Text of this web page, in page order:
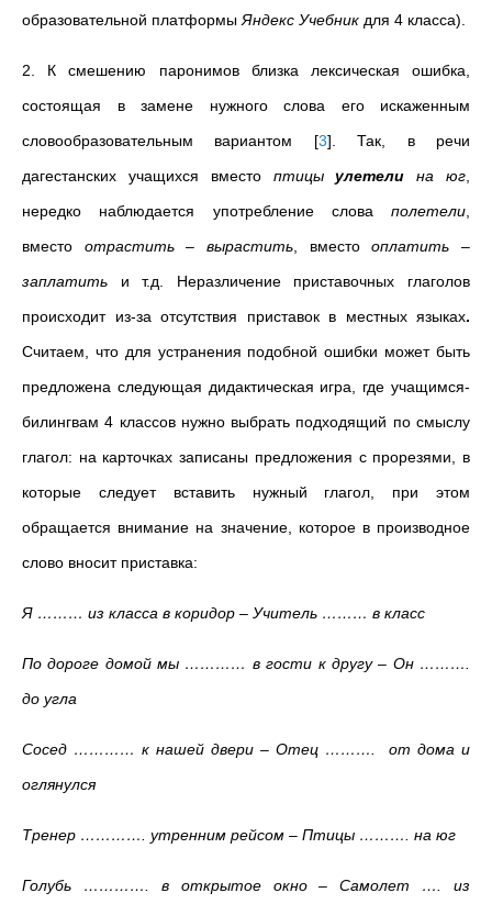
образовательной платформы Яндекс Учебник для 4 класса).
2. К смешению паронимов близка лексическая ошибка,
состоящая в замене нужного слова его искаженным
словообразовательным вариантом [3] . Так, в речи
дагестанских учащихся вместо птицы улетели на юг
нередко наблюдается употребление слова полетели
вместо отрастить–вырастить , вместооплатить –
заплатить и т.д. Неразличение приставочных глаголов
происходит из-за отсутствия приставок в местных языках.
Считаем, что для устранения подобной ошибки может быть
предложена следующая дидактическая игра, где учащимся-
билингвам 4 классов нужно выбрать подходящий по смыслу
глагол: на карточках записаны предложения с прорезями, в
которые следует вставить нужный глагол, при этом
обращается внимание на значение, которое в производное
слово вносит приставка:
Я ……… из класса в коридор – Учитель ……… в класс
По дороге домой мы ………… в гости к другу – Он ……….
до угла
Сосед ………… к нашей двери – Отец ………. от дома и
оглянулся
Тренер …………. утренним рейсом – Птицы ………. на юг
Голубь …………. в открытое окно – Самолет …. из